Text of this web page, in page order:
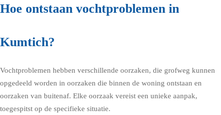
Hoe ontstaan vochtproblemen in
Kumtich?
Vochtproblemen hebben verschillende oorzaken, die grofweg kunnen
opgedeeld worden in oorzaken die binnen de woning ontstaan en
oorzaken van buitenaf. Elke oorzaak vereist een unieke aanpak,
toegespitst op de specifieke situatie.